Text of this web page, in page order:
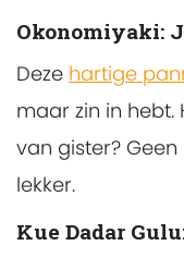
Okonomiyaki:
Deze hartige
maar zin in hebt.
van gister?
lekker.
Kue Dadar